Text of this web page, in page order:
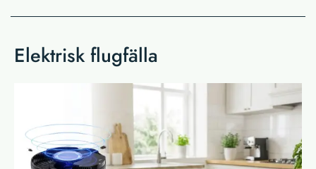
Elektrisk flugfälla